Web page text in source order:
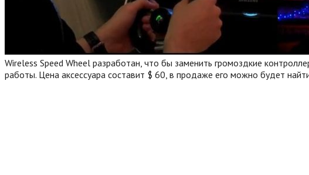
Wireless Speed Wheel разработан, что бы заменить громоздкие
работы. Цена аксессуара составит $ 60, в продаже его можно будет